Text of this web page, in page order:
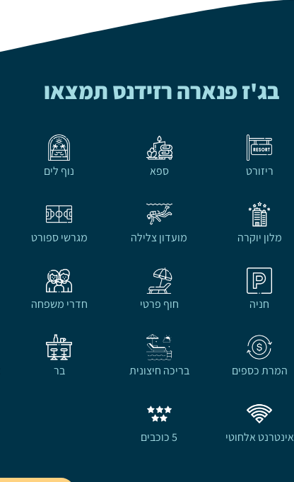
בג'ז פנארה רזידנס תמצאו
ריזורט ספא נוף לים
מלון יוקרה מועדון צלילה מגרשי ספורט
חניה חוף פרטי חדרי משפחה
המרת כספים בריכה חיצונית בר
אינטרנט אלחוטי 5 כוכבים